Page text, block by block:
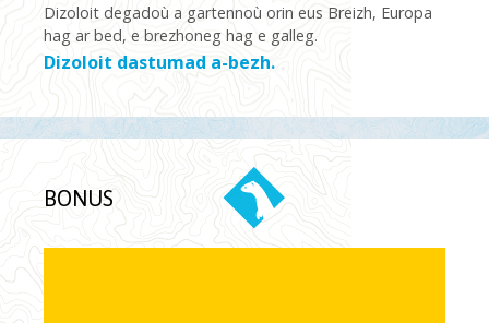
Dizoloit degadoù a gartennoù orin eus Breizh, Europa
hag ar bed, e brezhoneg hag e galleg.
Dizoloit dastumad a-bezh.
BONUS